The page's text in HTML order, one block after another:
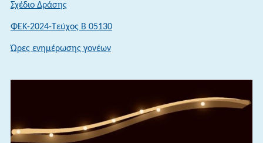
Σχέδιο Δράσης
ΦΕΚ-2024-Τεύχος Β 05130
Ώρες ενημέρωσης γονέων